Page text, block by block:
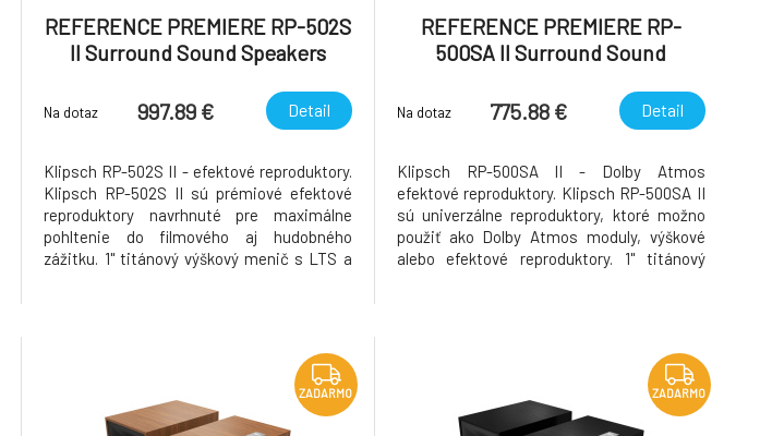
REFERENCE PREMIERE RP-502S
II Surround Sound Speakers
Na dotaz 997.89 € Detail
Klipsch RP-502S II - efektové reproduktory.
Klipsch RP-502S II sú prémiové efektové
reproduktory navrhnuté pre maximálne
pohltenie do filmového aj hudobného
zážitku. 1" titánový výškový menič s LTS a
REFERENCE PREMIERE RP-
500SA II Surround Sound
Na dotaz 775.88 € Detail
Klipsch RP-500SA II - Dolby Atmos
efektové reproduktory. Klipsch RP-500SA II
sú univerzálne reproduktory, ktoré možno
použiť ako Dolby Atmos moduly, výškové
alebo efektové reproduktory. 1" titánový
ZADARMO ZADARMO